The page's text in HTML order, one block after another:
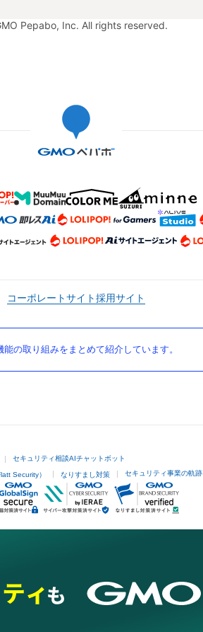
Pepabo, Inc. All rights reserved.
コーポレートサイト採用サイト
の取り組みをまとめて紹介しています。
セキュリティ相談AIチャットボット
Security） なりすまし対策 セキュリティ事業の軌跡